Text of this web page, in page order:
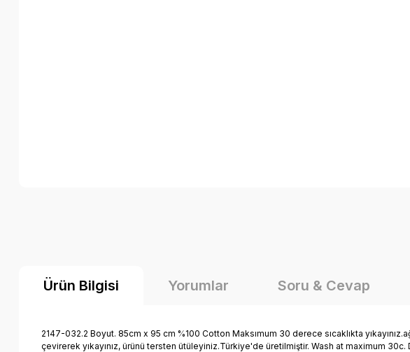
Ürün Bilgisi Yorumlar Soru & Cevap
2147-032.2 Boyut. 85cm x 95 cm %100 Cotton Maksımum 30 derece sıcaklıkta
çevirerek yıkayınız, ürünü tersten ütüleyiniz.Türkiye'de üretilmiştir. Wash at maximum